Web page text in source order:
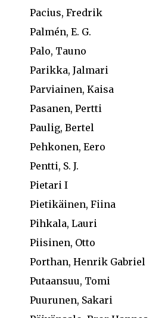
Pacius, Fredrik
Palmén, E. G.
Palo, Tauno
Parikka, Jalmari
Parviainen, Kaisa
Pasanen, Pertti
Paulig, Bertel
Pehkonen, Eero
Pentti, S. J.
Pietari I
Pietikäinen, Fiina
Pihkala, Lauri
Piisinen, Otto
Porthan, Henrik Gabriel
Putaansuu, Tomi
Puurunen, Sakari